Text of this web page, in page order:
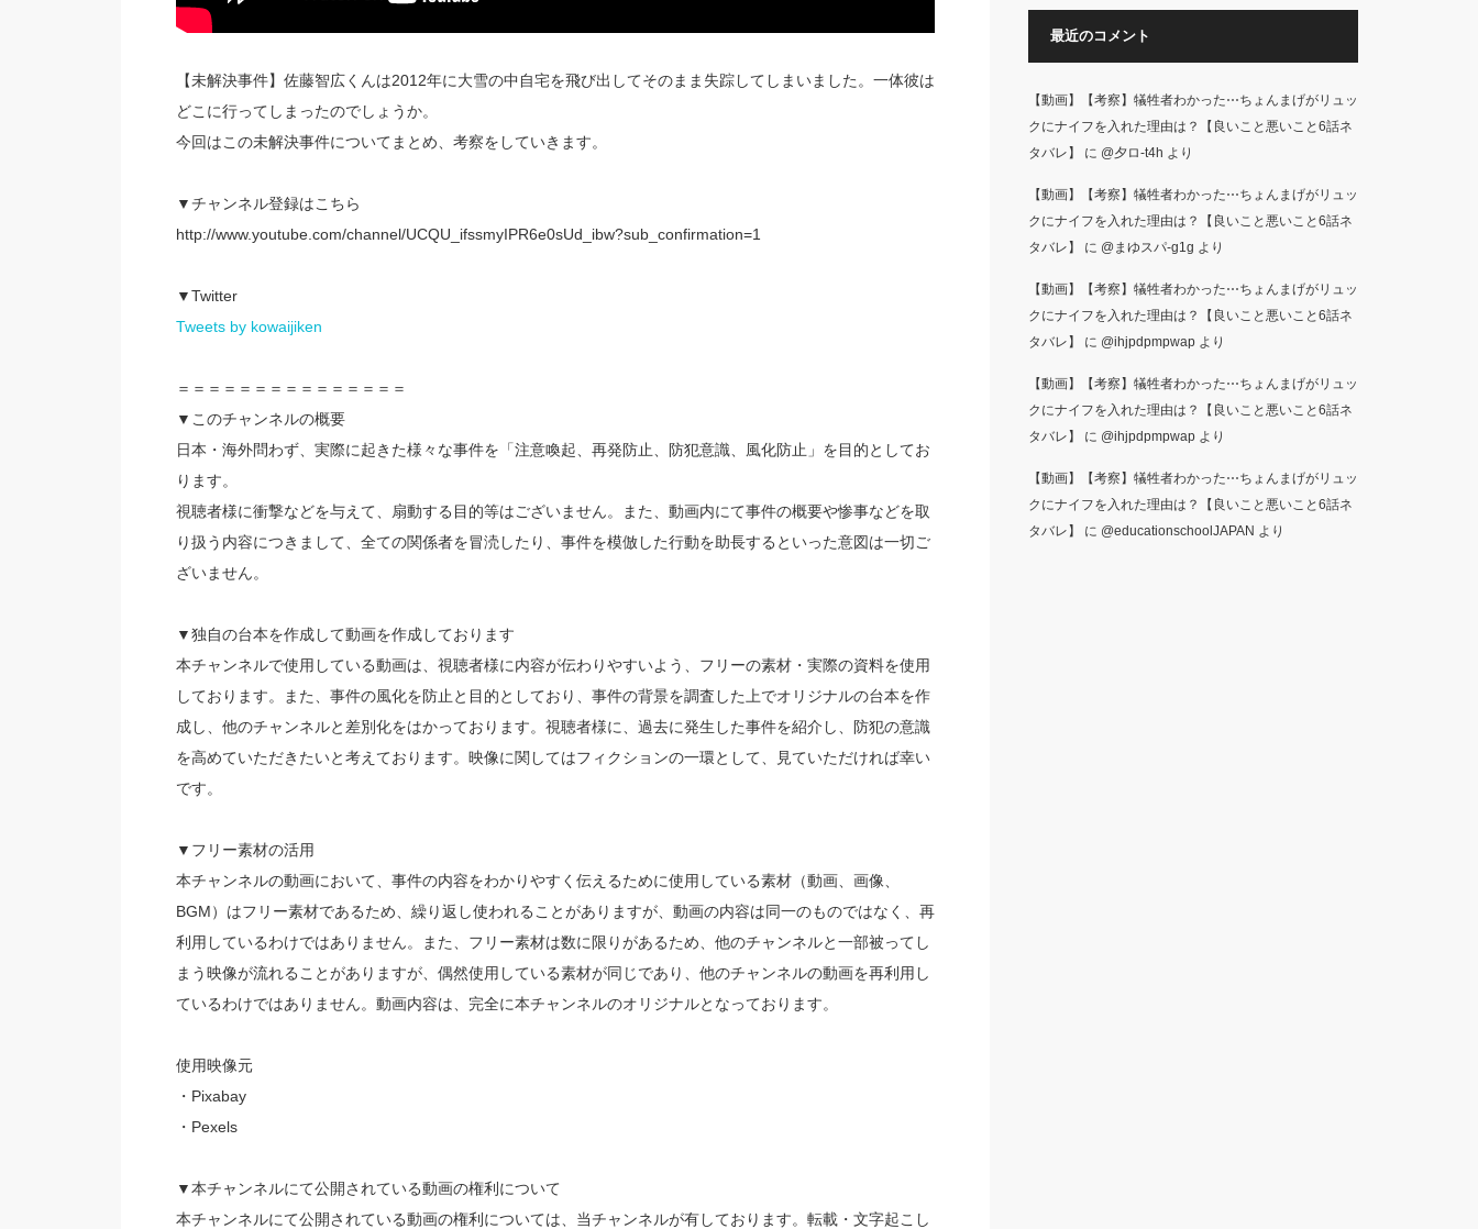
【未解決事件】佐藤智広くんは2012年に大雪の中自宅を飛び出してそのまま失踪してしまいました。一体彼は
どこに行ってしまったのでしょうか。
今回はこの未解決事件についてまとめ、考察をしていきます。
▼チャンネル登録はこちら
http://www.youtube.com/channel/UCQU_ifssmyIPR6e0sUd_ibw?sub_confirmation=1
▼Twitter
Tweets by kowaijiken
＝＝＝＝＝＝＝＝＝＝＝＝＝＝＝
▼このチャンネルの概要
日本・海外問わず、実際に起きた様々な事件を「注意喚起、再発防止、防犯意識、風化防止」を目的としてお
ります。
視聴者様に衝撃などを与えて、扇動する目的等はございません。また、動画内にて事件の概要や惨事などを取
り扱う内容につきまして、全ての関係者を冒涜したり、事件を模倣した行動を助長するといった意図は一切ご
ざいません。
▼独自の台本を作成して動画を作成しております
本チャンネルで使用している動画は、視聴者様に内容が伝わりやすいよう、フリーの素材・実際の資料を使用
しております。また、事件の風化を防止と目的としており、事件の背景を調査した上でオリジナルの台本を作
成し、他のチャンネルと差別化をはかっております。視聴者様に、過去に発生した事件を紹介し、防犯の意識
を高めていただきたいと考えております。映像に関してはフィクションの一環として、見ていただければ幸い
です。
▼フリー素材の活用
本チャンネルの動画において、事件の内容をわかりやすく伝えるために使用している素材（動画、画像、
BGM）はフリー素材であるため、繰り返し使われることがありますが、動画の内容は同一のものではなく、再
利用しているわけではありません。また、フリー素材は数に限りがあるため、他のチャンネルと一部被ってし
まう映像が流れることがありますが、偶然使用している素材が同じであり、他のチャンネルの動画を再利用し
ているわけではありません。動画内容は、完全に本チャンネルのオリジナルとなっております。
使用映像元
・Pixabay
・Pexels
▼本チャンネルにて公開されている動画の権利について
本チャンネルにて公開されている動画の権利については、当チャンネルが有しております。転載・文字起こし
最近のコメント
【動画】【考察】犠牲者わかった⋯ちょんまげがリュッ
クにナイフを入れた理由は？【良いこと悪いこと6話ネ
タバレ】
に @夕ロ-t4h より
【動画】【考察】犠牲者わかった⋯ちょんまげがリュッ
クにナイフを入れた理由は？【良いこと悪いこと6話ネ
タバレ】
に @まゆスパ-g1g より
【動画】【考察】犠牲者わかった⋯ちょんまげがリュッ
クにナイフを入れた理由は？【良いこと悪いこと6話ネ
タバレ】
に @ihjpdpmpwapより
【動画】【考察】犠牲者わかった⋯ちょんまげがリュッ
クにナイフを入れた理由は？【良いこと悪いこと6話ネ
タバレ】
に @ihjpdpmpwapより
【動画】【考察】犠牲者わかった⋯ちょんまげがリュッ
クにナイフを入れた理由は？【良いこと悪いこと6話ネ
タバレ】
に @educationschoolJAPAN より